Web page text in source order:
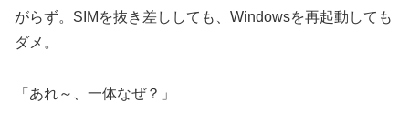
がらず。SIMを抜き差ししても、Windowsを再起動しても
ダメ。
「あれ～、一体なぜ？」